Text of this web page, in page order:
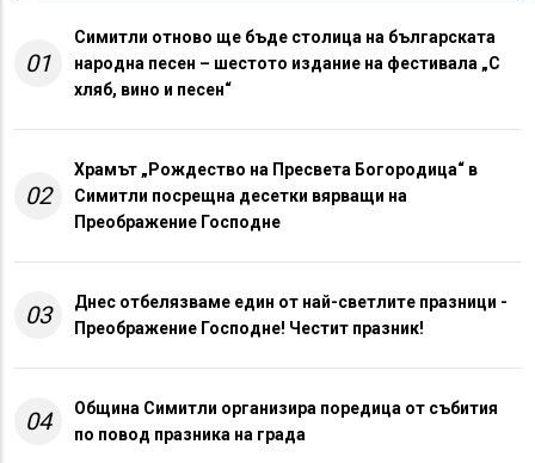
01
Симитли отново ще бъде столица на българската
народна песен – шестото издание на фестивала „С
хляб, вино и песен“
02
Храмът „Рождество на Пресвета Богородица“ в
Симитли посрещна десетки вярващи на
Преображение Господне
03
Днес отбелязваме един от най-светлите празници -
Преображение Господне! Честит празник!
04
Община Симитли организира поредица от събития
по повод празника на града